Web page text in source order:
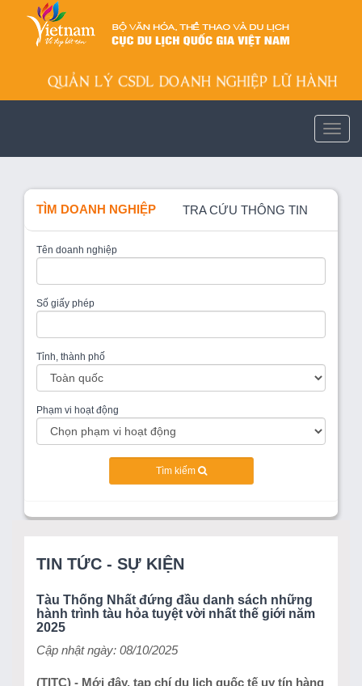
TÌM DOANH NGHIỆP TRA CỨU THÔNG TIN
Tên doanh nghiệp
Số giấy phép
Tỉnh, thành phố
Phạm vi hoạt động
Tìm kiếm
TIN TỨC - SỰ KIỆN
Tàu Thống Nhất đứng đầu danh sách những
hành trình tàu hỏa tuyệt vời nhất thế giới năm
2025
Cập nhật ngày: 08/10/2025
(TITC) - Mới đây, tạp chí du lịch quốc tế uy tín hàng